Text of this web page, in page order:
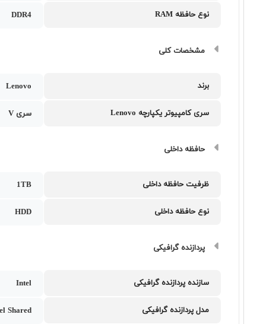
نوع حافظه RAM DDR4
مشخصات کلی
برند Lenovo
سری کامپیوتر یکپارچه Lenovo سری V
حافظه داخلی
ظرفیت حافظه داخلی 1TB
نوع حافظه داخلی HDD
پردازنده گرافیکی
سازنده پردازنده گرافیکی Intel
مدل پردازنده گرافیکی Shared